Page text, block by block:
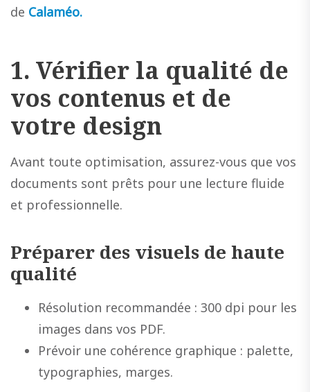
de Calaméo.
1. Vérifier la qualité de
vos contenus et de
votre design
Avant toute optimisation, assurez-vous que vos
documents sont prêts pour une lecture fluide
et professionnelle.
Préparer des visuels de haute
qualité
Résolution recommandée : 300 dpi pour les
images dans vos PDF.
Prévoir une cohérence graphique : palette,
typographies, marges.